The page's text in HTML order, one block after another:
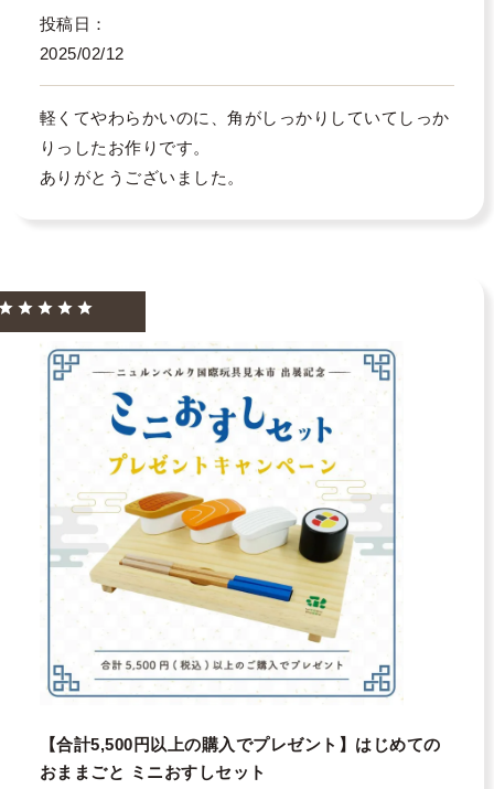
投稿日
2025/02/12
軽くてやわらかいのに、角がしっかりしていてしっか
りっしたお作りです。
ありがとうございました。
【合計5,500円以上の購入でプレゼント】はじめての
おままごと ミニおすしセット